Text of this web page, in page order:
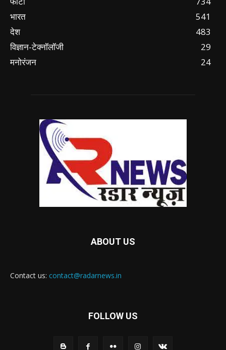
भारत
541
देश
483
विज्ञान-टेक्नॉलॉजी
29
मनोरंजन
24
ABOUT US
Contact us: contact@radarnews.in
FOLLOW US